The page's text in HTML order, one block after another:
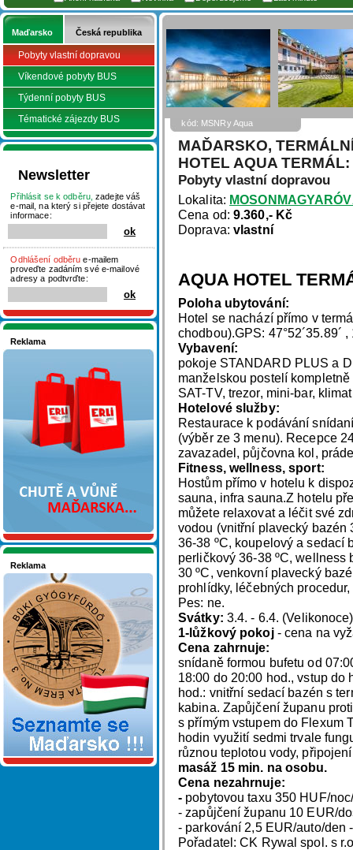
Maďarsko Česká republika
Pobyty vlastní dopravou
Víkendové pobyty BUS
Týdenní pobyty BUS
Tématické zájezdy BUS
Newsletter
Přihlásit se k odběru, zadejte váš
e-mail, na který si přejete dostávat
informace:
Odhlášení odběru e-mailem
proveďte zadáním své e-mailové
adresy a podtvrďte:
Reklama
Reklama
Seznamete se - Maďarsko
kód: MSNRy Aqua
MAĎARSKO,
HOTEL AQUA
Pobyty vlastní dopravou
Lokalita:
Cena od:9.360,- Kč
Doprava:vlastní
AQUA HOTEL
Poloha ubytování:
Hotel se nachází přímo v
chodbou).GPS: 47°52´35.89´ ,
Vybavení:
pokoje STANDARD PLUS a
manželskou postelí
SAT-TV, trezor, mini-bar,
Hotelové služby:
Restaurace k podávání
(výběr ze 3 menu). Recepce
zavazadel, půjčovna kol,
Fitness, wellness, sport:
Hostům přímo v hotelu k
sauna, infra sauna.Z hotelu
můžete relaxovat a léčit své
vodou (vnitřní plavecký bazén
36-38 ºC, koupelový a sedací
perličkový 36-38 ºC, wellness
30 ºC, venkovní plavecký
prohlídky, léčebných
Pes: ne.
Svátky: 3.4. - 6.4.
1-lůžkový pokoj - cena na
Cena zahrnuje:
snídaně formou bufetu od
18:00 do 20:00 hod., vstup
hod.: vnitřní sedací bazén s
kabina. Zapůjčení županu
s přímým vstupem do Flexum
hodin využití sedmi trvale
různou teplotou vody,
masáž 15 min. na osobu.
Cena nezahrnuje:
- pobytovou taxu 350 HUF/
- zapůjčení županu 10 EUR/
- parkování 2,5 EUR/auto/den
Pořadatel: CK Rywal spol. s